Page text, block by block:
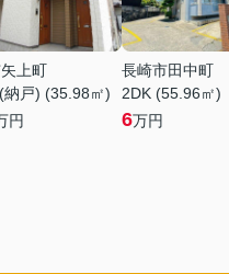
上町
納戸) (35.98㎡)
円
長崎市田中町
2DK (55.96㎡)
6万円